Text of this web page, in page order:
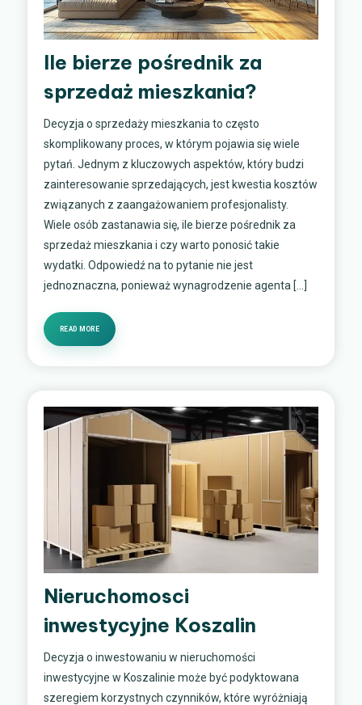
Ile bierze pośrednik za
sprzedaż mieszkania?
Decyzja o sprzedaży mieszkania to często
skomplikowany proces, w którym pojawia się wiele
pytań. Jednym z kluczowych aspektów, który budzi
zainteresowanie sprzedających, jest kwestia kosztów
związanych z zaangażowaniem profesjonalisty.
Wiele osób zastanawia się, ile bierze pośrednik za
sprzedaż mieszkania i czy warto ponosić takie
wydatki. Odpowiedź na to pytanie nie jest
jednoznaczna, ponieważ wynagrodzenie agenta […]
READ MORE
Nieruchomosci
inwestycyjne Koszalin
Decyzja o inwestowaniu w nieruchomości
inwestycyjne w Koszalinie może być podyktowana
szeregiem korzystnych czynników, które wyróżniają